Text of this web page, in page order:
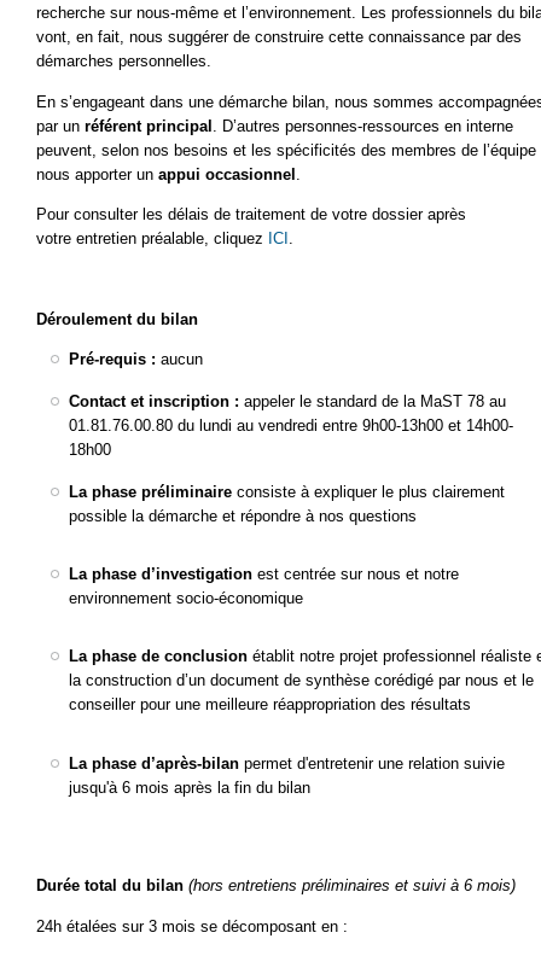
recherche sur nous-même et l’environnement. Les professionnels du
vont, en fait, nous suggérer de construire cette connaissance par des
démarches personnelles.
En s’engageant dans une démarche bilan, nous sommes
par un référent principal . D’autres personnes-ressources en interne
peuvent, selon nos besoins et les spécificités des membres de l’équipe
nous apporter un appui occasionnel
Pour consulter les délais de traitement de votre dossier après
votre entretien préalable, cliquez ICI .
Déroulement du bilan
Pré-requis : aucun
Contact et inscription : appeler le standard de la MaST 78 au
01.81.76.00.80 du lundi au vendredi entre 9h00-13h00 et 14h00-
18h00
La phase préliminaire consiste à expliquer le plus clairement
possible la démarche et répondre à nos questions
La phase d’investigationest centrée sur nous et notre
environnement socio-économique
La phase de conclusionétablit notre projet professionnel réaliste
la construction d’un document de synthèse corédigé par nous et le
conseiller pour une meilleure réappropriation des résultats
La phase d’après-bilanpermet d'entretenir une relation suivie
jusqu'à 6 mois après la fin du bilan
Durée total du bilan (hors entretiens préliminaires et suivi à 6 mois)
24h étalées sur 3 mois se décomposant en :